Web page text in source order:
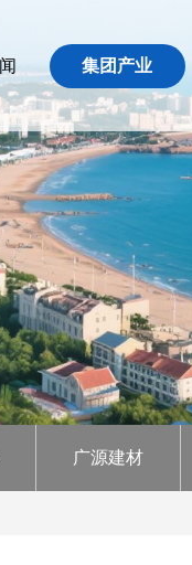
集团产业
广源建材